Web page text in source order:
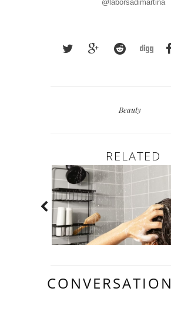
@laborsadimartina
Beauty
RELATED
CONVERSATION